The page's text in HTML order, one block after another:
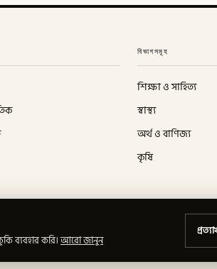
বিভাগসমূহ
শিক্ষা ও সাহিত্য
স্বাস্থ্য
অর্থ ও বাণিজ্য
কৃষি
ব্যবহার করি।আরো জানুন